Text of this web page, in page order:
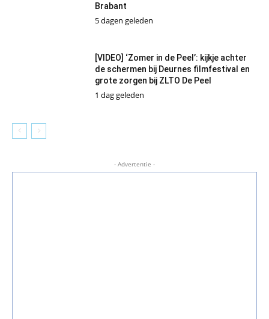
Brabant
5 dagen geleden
[VIDEO] ‘Zomer in de Peel’: kijkje achter
de schermen bij Deurnes filmfestival en
grote zorgen bij ZLTO De Peel
1 dag geleden
- Advertentie -